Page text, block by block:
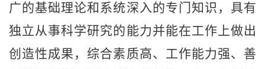
广的基础理论和系统深入的专门知识，具有
独立从事科学研究的能力并能在工作上做出
创造性成果，综合素质高、工作能力强、善